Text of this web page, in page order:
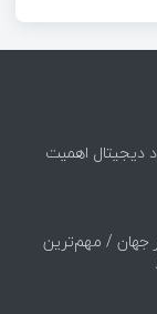
دیجیتال اهمیت
جهان / مهم‌ترین